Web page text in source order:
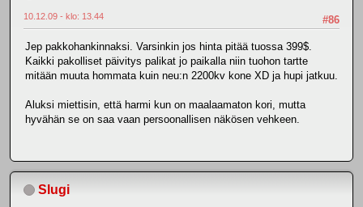
#86
10.12.09 - klo: 13.44
Jep pakkohankinnaksi. Varsinkin jos hinta pitää tuossa 399$.
Kaikki pakolliset päivitys palikat jo paikalla niin tuohon tartte
mitään muuta hommata kuin neu:n 2200kv kone XD ja hupi jatkuu.
Aluksi miettisin, että harmi kun on maalaamaton kori, mutta
hyvähän se on saa vaan persoonallisen näkösen vehkeen.
Slugi